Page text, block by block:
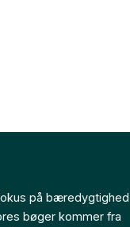
på bæredygtighed
bøger kommer fra